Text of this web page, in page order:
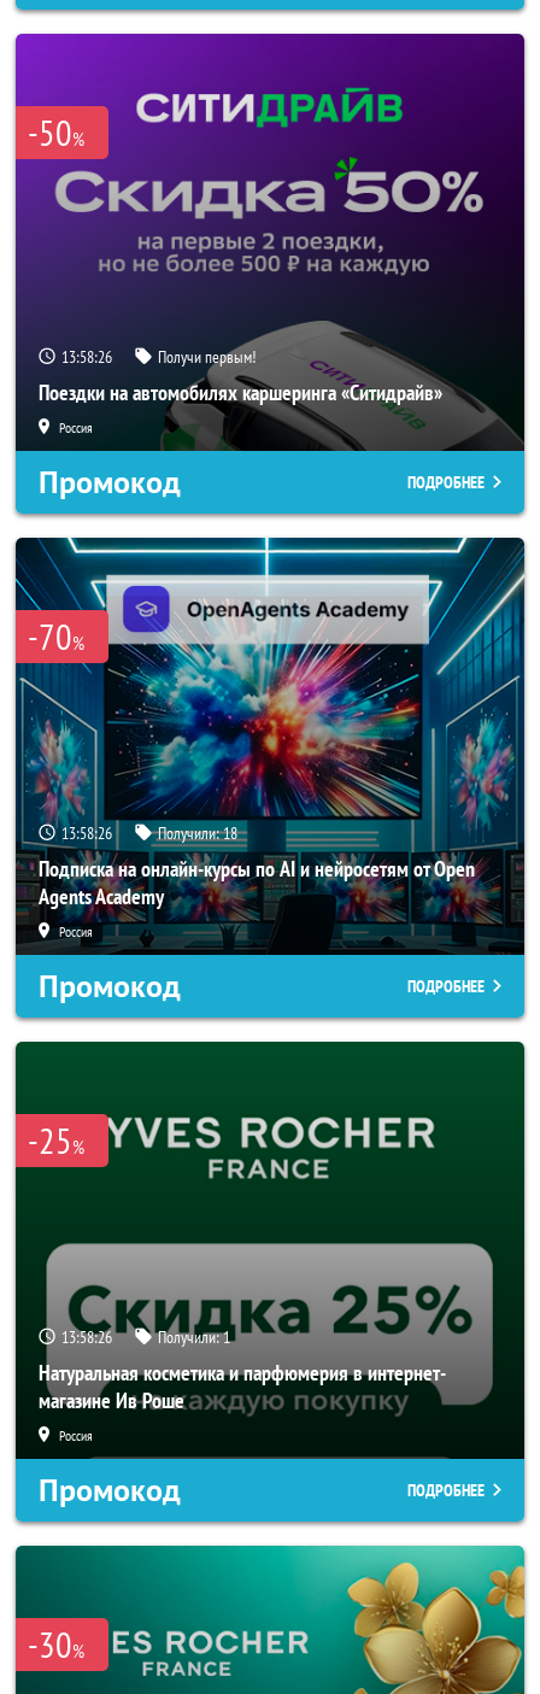
-50%
13:58:24 Получи первым!
Поездки на автомобилях каршеринга «Ситидрайв»
Россия
Промокод ПОДРОБНЕЕ
-70%
13:58:24 Получили:18
Подписка на онлайн-курсы по AI и нейросетям от Open
Agents Academy
Россия
Промокод ПОДРОБНЕЕ
-25%
13:58:24 Получили:1
Натуральная косметика и парфюмерия в интернет-
магазине Ив Роше
Россия
Промокод ПОДРОБНЕЕ
-30%